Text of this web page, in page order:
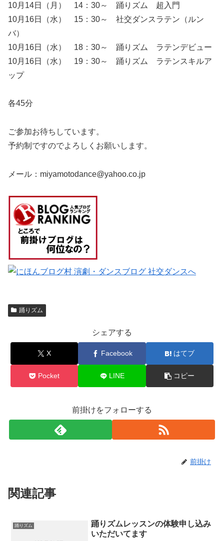
10月14日（月） 14：30～ 踊りズム 超入門
10月16日（水） 15：30～ 社交ダンスラテン（ルン
バ）
10月16日（水） 18：30～ 踊りズム ラテンデビュー
10月16日（水） 19：30～ 踊りズム ラテンスキルア
ップ
各45分
ご参加お待ちしています。
予約制ですのでよろしくお願いします。
メール：miyamotodance@yahoo.co.jp
踊りズム
シェアする
X Facebook はてブ
Pocket LINE コピー
前掛けをフォローする
前掛け
関連記事
踊りズム
踊りズムレッスンの体験申し込み
いただいてます